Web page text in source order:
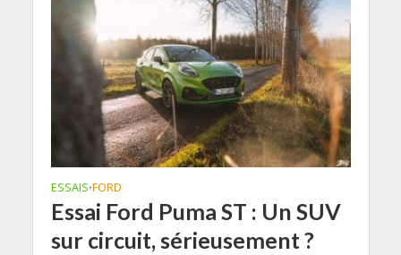
ESSAIS•FORD
Essai Ford Puma ST : Un SUV
sur circuit, sérieusement ?